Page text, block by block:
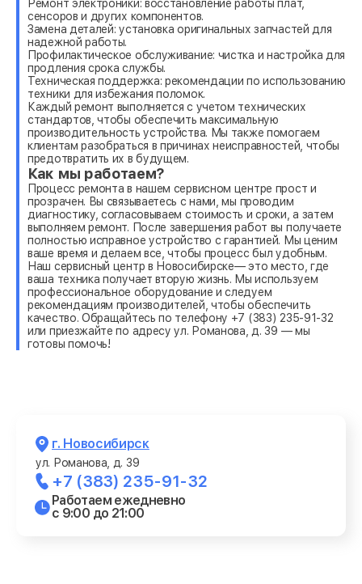
Ремонт электроники: восстановление работы плат,
сенсоров и других компонентов.
Замена деталей: установка оригинальных запчастей для
надежной работы.
Профилактическое обслуживание: чистка и настройка для
продления срока службы.
Техническая поддержка: рекомендации по использованию
техники для избежания поломок.
Каждый ремонт выполняется с учетом технических
стандартов, чтобы обеспечить максимальную
производительность устройства. Мы также помогаем
клиентам разобраться в причинах неисправностей, чтобы
предотвратить их в будущем.
Как мы работаем?
Процесс ремонта в нашем сервисном центре прост и
прозрачен. Вы связываетесь с нами, мы проводим
диагностику, согласовываем стоимость и сроки, а затем
выполняем ремонт. После завершения работ вы получаете
полностью исправное устройство с гарантией. Мы ценим
ваше время и делаем все, чтобы процесс был удобным.
Наш сервисный центр в Новосибирске— это место, где
ваша техника получает вторую жизнь. Мы используем
профессиональное оборудование и следуем
рекомендациям производителей, чтобы обеспечить
качество. Обращайтесь по телефону +7 (383) 235-91-32
или приезжайте по адресу ул. Романова, д. 39 — мы
готовы помочь!
г. Новосибирск
ул. Романова, д. 39
+7 (383) 235-91-32
Работаем ежедневно
с 9:00 до 21:00